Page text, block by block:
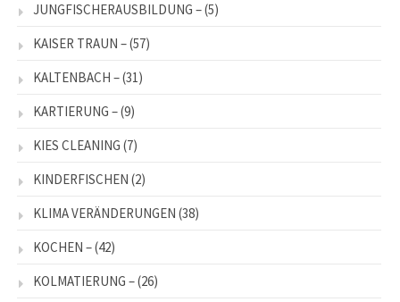
JUNGFISCHERAUSBILDUNG –(5)
KAISER TRAUN –(57)
KALTENBACH –(31)
KARTIERUNG –(9)
KIES CLEANING (7)
KINDERFISCHEN (2)
KLIMA VERÄNDERUNGEN (38)
KOCHEN –(42)
KOLMATIERUNG –(26)